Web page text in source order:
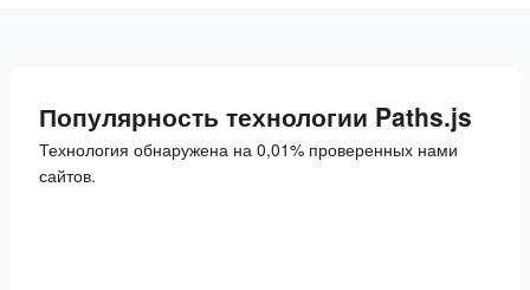
Популярность технологии Paths.js
Технология обнаружена на 0,01% проверенных нами
сайтов.